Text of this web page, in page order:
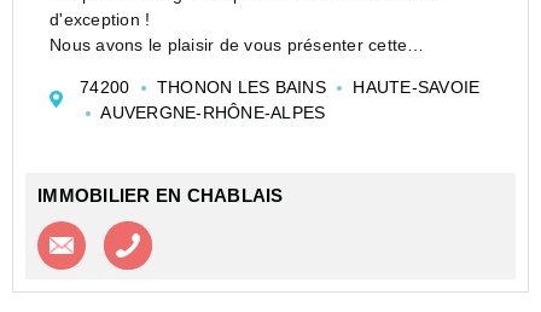
d'exception !
Nous avons le plaisir de vous présenter cette
implantée sur un terrain arboré de 1073 m2.
Un cadre verdoyant et préservé, idéal pour les fami...
74200 THONON LES BAINS
HAUTE-SAVOIE
AUVERGNE-RHÔNE-ALPES
IMMOBILIER EN CHABLAIS
Contacter l'agence